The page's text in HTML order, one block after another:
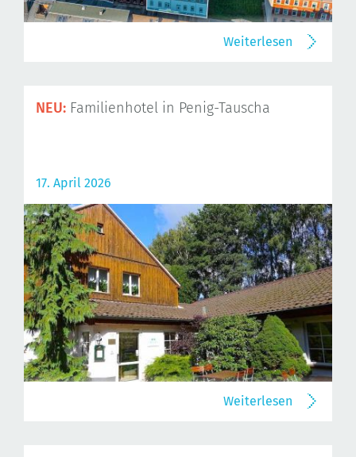
Weiterlesen
NEU: Familienhotel in Penig-Tauscha
17. April 2026
Weiterlesen